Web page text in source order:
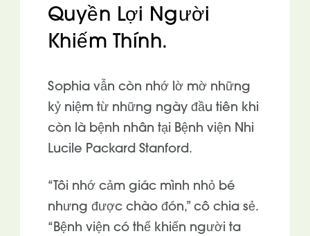
Quyền Lợi Người
Khiếm Thính.
Sophia vẫn còn nhớ lờ mờ những
kỷ niệm từ những ngày đầu tiên khi
còn là bệnh nhân tại Bệnh viện Nhi
Lucile Packard Stanford.
“Tôi nhớ cảm giác mình nhỏ bé
nhưng được chào đón,” cô chia sẻ.
“Bệnh viện có thể khiến người ta